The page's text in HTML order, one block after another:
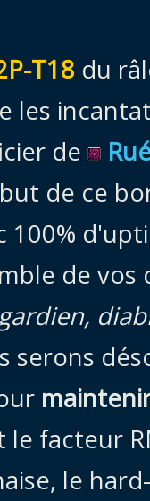
T18 du
les
de
de ce
100%
de
serons
facteur
le